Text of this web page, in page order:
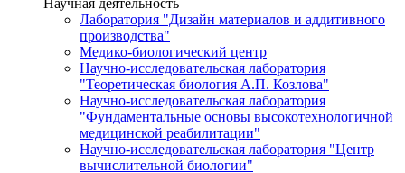
Лаборатория "Дизайн материалов и аддитивного
производства"
Медико-биологический центр
Научно-исследовательская лаборатория
"Теоретическая биология А.П. Козлова"
Научно-исследовательская лаборатория
"Фундаментальные основы высокотехнологичной
медицинской реабилитации"
Научно-исследовательская лаборатория "Центр
вычислительной биологии"